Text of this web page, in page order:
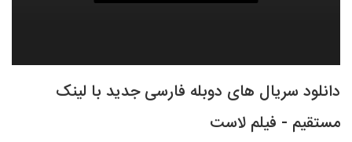
دانلود سریال های دوبله فارسی جدید با لینک
مستقیم - فیلم لاست